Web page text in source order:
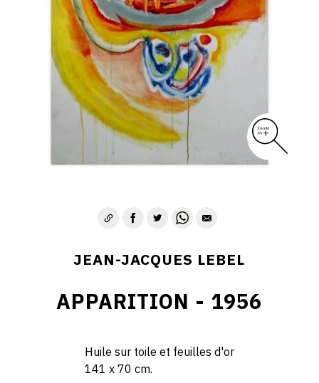
JEAN-JACQUES LEBEL
APPARITION - 1956
Huile sur toile et feuilles d'or
141 x 70 cm.